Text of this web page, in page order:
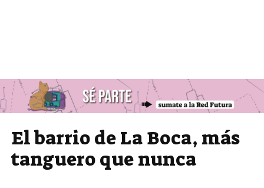
El barrio de La Boca, más
tanguero que nunca